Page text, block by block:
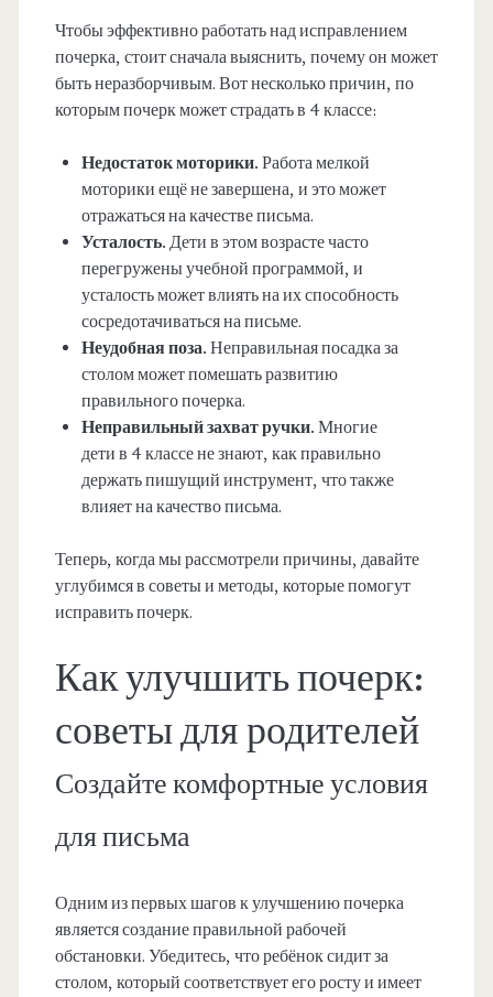
Чтобы эффективно работать над исправлением
почерка, стоит сначала выяснить, почему он может
быть неразборчивым. Вот несколько причин, по
которым почерк может страдать в 4 классе:
Недостаток моторики. Работа мелкой
моторики ещё не завершена, и это может
отражаться на качестве письма.
Усталость. Дети в этом возрасте часто
перегружены учебной программой, и
усталость может влиять на их способность
сосредотачиваться на письме.
Неудобная поза. Неправильная посадка за
столом может помешать развитию
правильного почерка.
Неправильный захват ручки. Многие
дети в 4 классе не знают, как правильно
держать пишущий инструмент, что также
влияет на качество письма.
Теперь, когда мы рассмотрели причины, давайте
углубимся в советы и методы, которые помогут
исправить почерк.
Как улучшить почерк:
советы для родителей
Создайте комфортные условия
для письма
Одним из первых шагов к улучшению почерка
является создание правильной рабочей
обстановки. Убедитесь, что ребёнок сидит за
столом, который соответствует его росту и имеет